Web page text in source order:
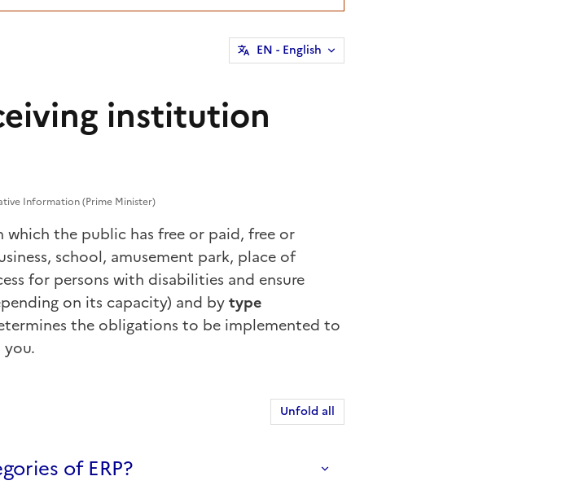
EN - English
institution
Information (Prime Minister)
which the public has free or paid, free or
school, amusement park, place of
for persons with disabilities and ensure
on its capacity) and bytype
the obligations to be implemented to
Unfold all
of ERP?